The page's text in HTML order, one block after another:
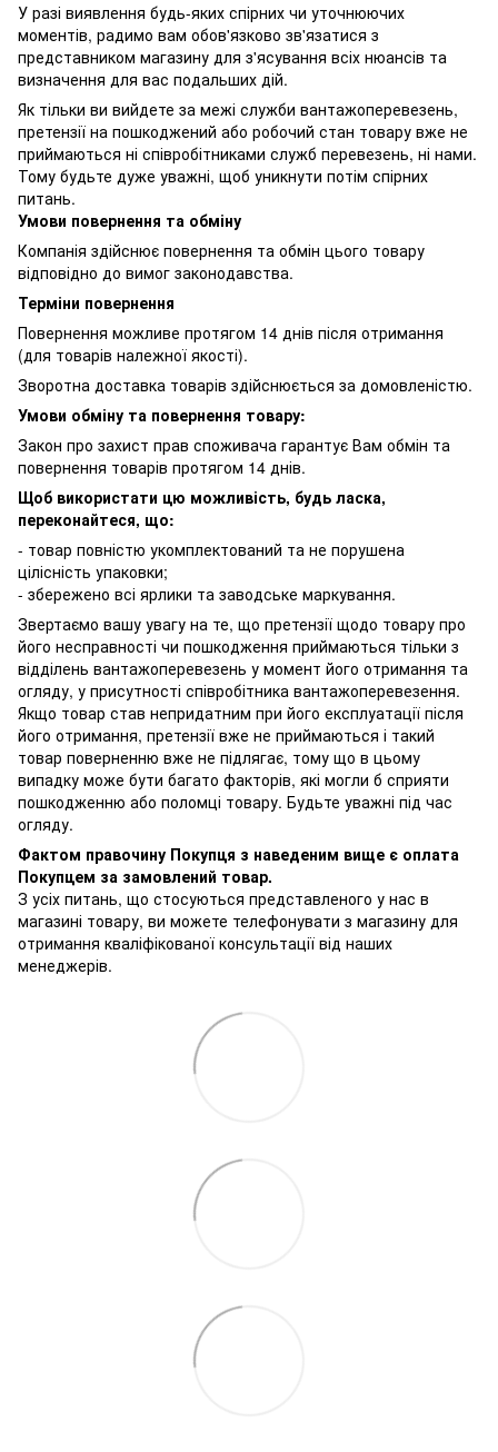
У разі виявлення будь-яких спірних чи уточнюючих
моментів, радимо вам обов'язково зв'язатися з
представником магазину для з'ясування всіх нюансів та
визначення для вас подальших дій.
Як тільки ви вийдете за межі служби вантажоперевезень,
претензії на пошкоджений або робочий стан товару вже не
приймаються ні співробітниками служб перевезень, ні нами.
Тому будьте дуже уважні, щоб уникнути потім спірних
питань.
Умови повернення та обміну
Компанія здійснює повернення та обмін цього товару
відповідно до вимог законодавства.
Терміни повернення
Повернення можливе протягом 14 днів після отримання
(для товарів належної якості).
Зворотна доставка товарів здійснюється за домовленістю.
Умови обміну та повернення товару:
Закон про захист прав споживача гарантує Вам обмін та
повернення товарів протягом 14 днів.
Щоб використати цю можливість, будь ласка,
переконайтеся, що:
- товар повністю укомплектований та не порушена
цілісність упаковки;
- збережено всі ярлики та заводське маркування.
Звертаємо вашу увагу на те, що претензії щодо товару про
його несправності чи пошкодження приймаються тільки з
відділень вантажоперевезень у момент його отримання та
огляду, у присутності співробітника вантажоперевезення.
Якщо товар став непридатним при його експлуатації після
його отримання, претензії вже не приймаються і такий
товар поверненню вже не підлягає, тому що в цьому
випадку може бути багато факторів, які могли б сприяти
пошкодженню або поломці товару. Будьте уважні під час
огляду.
Фактом правочину Покупця з наведеним вище є оплата
Покупцем за замовлений товар.
З усіх питань, що стосуються представленого у нас в
магазині товару, ви можете телефонувати з магазину для
отримання кваліфікованої консультації від наших
менеджерів.